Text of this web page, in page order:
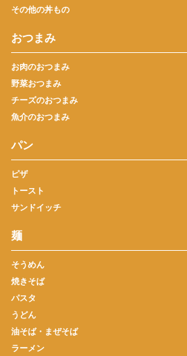
その他の丼もの
おつまみ
お肉のおつまみ
野菜おつまみ
チーズのおつまみ
魚介のおつまみ
パン
ピザ
トースト
サンドイッチ
麺
そうめん
焼きそば
パスタ
うどん
油そば・まぜそば
ラーメン